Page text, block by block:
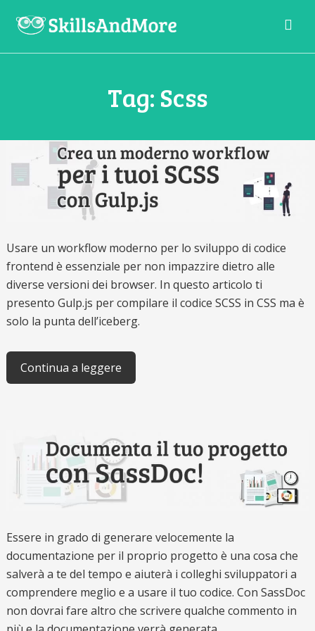
La
domani
Tag: Scss
Usare un workflow moderno per lo sviluppo di codice
frontend è essenziale per non impazzire dietro alle
diverse versioni dei browser. In questo articolo ti
presento Gulp.js per compilare il codice SCSS in CSS ma è
solo la punta dell’iceberg.
Continua a leggere
Essere in grado di generare velocemente la
documentazione per il proprio progetto è una cosa che
salverà a te del tempo e aiuterà i colleghi sviluppatori a
comprendere meglio e a usare il tuo codice. Con SassDoc
non dovrai fare altro che scrivere qualche commento in